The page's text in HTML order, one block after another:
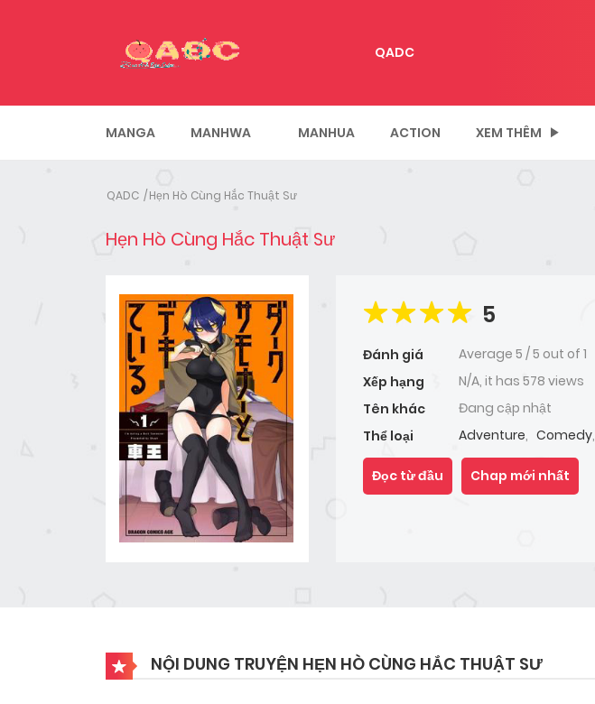
QADC
MANGA MANHWA MANHUA ACTION XEM THÊM
QADC Hẹn Hò Cùng Hắc Thuật Sư
Hẹn Hò Cùng Hắc Thuật Sư
5
Đánh giá Average 5 /5 out of 1
Xếp hạng
N/A, it has 578 views
Tên khác
Đang cập nhật
Thể loại
Adventure, Comedy,
Đọc từ đầu Chap mới nhất
NỘI DUNG TRUYỆN HẸN HÒ CÙNG HẮC THUẬT SƯ